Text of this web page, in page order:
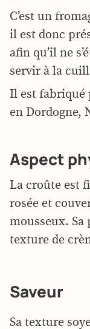
C’est un
il est donc
afin qu’il ne
servir à la
Il est fabriqué
en Dordogne,
Aspect
La croûte est
rosée et
mousseux. Sa
texture de
Saveur
Sa texture